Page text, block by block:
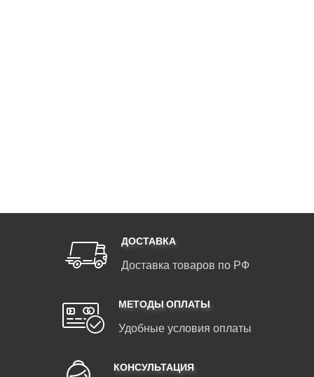
ДОСТАВКА
Доставка товаров по РФ
МЕТОДЫ ОПЛАТЫ
Удобные условия оплаты
КОНСУЛЬТАЦИЯ